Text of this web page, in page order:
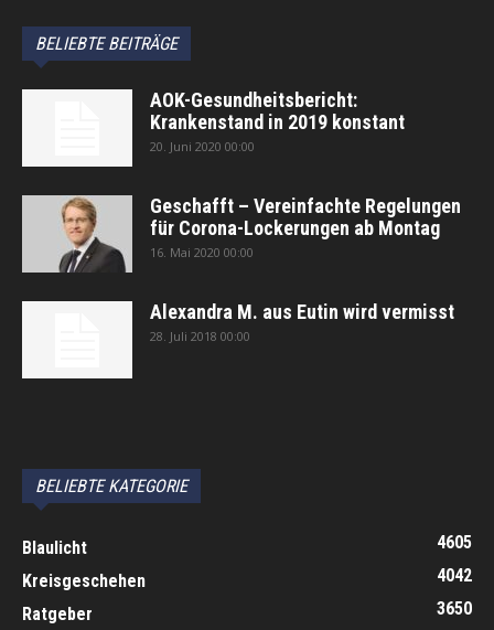
BELIEBTE BEITRÄGE
AOK-Gesundheitsbericht:
Krankenstand in 2019 konstant
20. Juni 2020 00:00
Geschafft – Vereinfachte Regelungen
für Corona-Lockerungen ab Montag
16. Mai 2020 00:00
Alexandra M. aus Eutin wird vermisst
28. Juli 2018 00:00
BELIEBTE KATEGORIE
Blaulicht
4605
Kreisgeschehen
4042
Ratgeber
3650